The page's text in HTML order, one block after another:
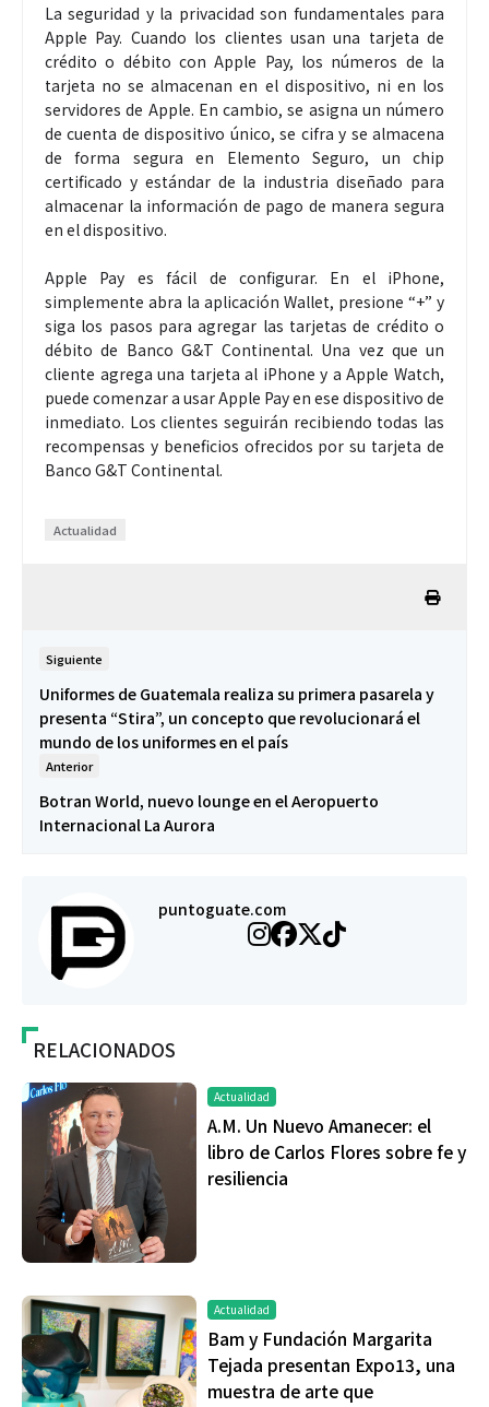
La seguridad y la privacidad son fundamentales para
Apple Pay. Cuando los clientes usan una tarjeta de
crédito o débito con Apple Pay, los números de la
tarjeta no se almacenan en el dispositivo, ni en los
servidores de Apple. En cambio, se asigna un número
de cuenta de dispositivo único, se cifra y se almacena
de forma segura en Elemento Seguro, un chip
certificado y estándar de la industria diseñado para
almacenar la información de pago de manera segura
en el dispositivo.
Apple Pay es fácil de configurar. En el iPhone,
simplemente abra la aplicación Wallet, presione “+” y
siga los pasos para agregar las tarjetas de crédito o
débito de Banco G&T Continental. Una vez que un
cliente agrega una tarjeta al iPhone y a Apple Watch,
puede comenzar a usar Apple Pay en ese dispositivo de
inmediato. Los clientes seguirán recibiendo todas las
recompensas y beneficios ofrecidos por su tarjeta de
Banco G&T Continental.
Actualidad
Siguiente
Uniformes de Guatemala realiza su primera pasarela y
presenta “Stira”, un concepto que revolucionará el
mundo de los uniformes en el país
Anterior
Botran World, nuevo lounge en el Aeropuerto
Internacional La Aurora
puntoguate.com
RELACIONADOS
Actualidad
A.M. Un Nuevo Amanecer: el
libro de Carlos Flores sobre fe y
resiliencia
Actualidad
Bam y Fundación Margarita
Tejada presentan Expo13, una
muestra de arte que